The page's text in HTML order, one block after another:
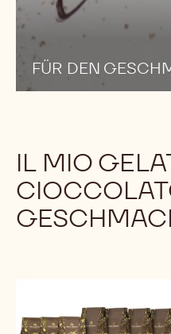
FÜR DEN
IL MIO